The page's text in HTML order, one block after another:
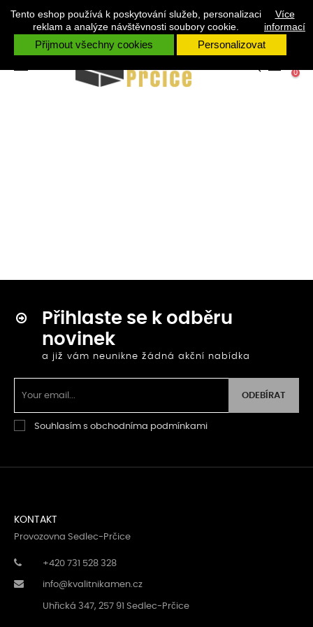
Tento eshop používá k poskytování služeb, personalizaci
reklam a analýze návštěvnosti soubory cookie.
Více
informací
Přijmout všechny cookies Personalizovat
V PŘÍPADĚ ŽE POTŘEBUJETE JAKOUKOLIV RADU VOLEJTE +420 731
528 328 RÁDI VÁM PORADÍME.
navigation
0
KAMENÉ DEKORACE
Přihlaste se k odběru
novinek
a již vám neunikne žádná akční nabídka
ODEBÍRAT
Souhlasím s obchodníma podmínkami
KONTAKT
Provozovna Sedlec-Prčice
+420 731 528 328
info@kvalitnikamen.cz
Uhřická 347, 257 91 Sedlec-Prčice